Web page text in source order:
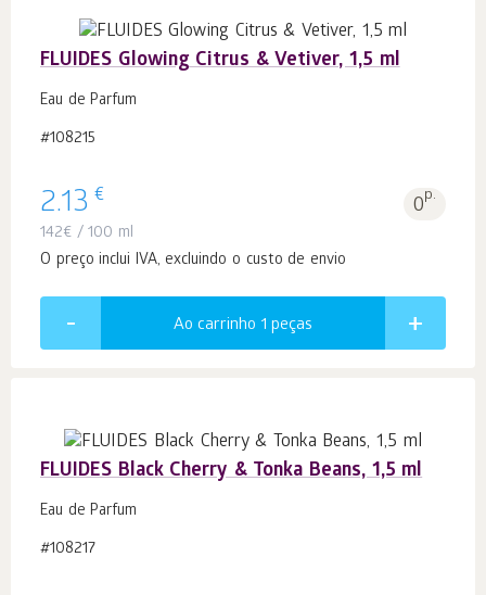
FLUIDES Glowing Citrus & Vetiver, 1,5 ml
Eau de Parfum
#108215
2.13 € 0p.
142€ / 100 ml
O preço inclui IVA, excluindo o custo de envio
Ao carrinho 1 peças
FLUIDES Black Cherry & Tonka Beans, 1,5 ml
Eau de Parfum
#108217